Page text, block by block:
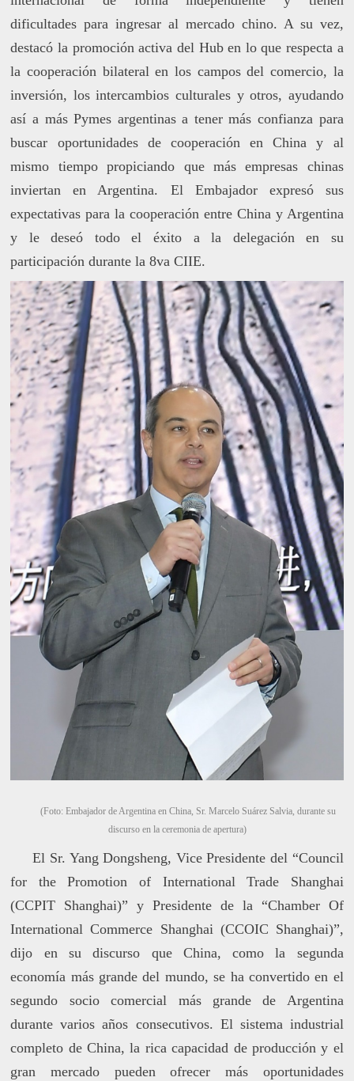
dificultades para ingresar al mercado chino. A su vez,
destacó la promoción activa del Hub en lo que respecta a
la cooperación bilateral en los campos del comercio, la
inversión, los intercambios culturales y otros, ayudando
así a más Pymes argentinas a tener más confianza para
buscar oportunidades de cooperación en China y al
mismo tiempo propiciando que más empresas chinas
inviertan en Argentina. El Embajador expresó sus
expectativas para la cooperación entre China y Argentina
y le deseó todo el éxito a la delegación en su
participación durante la 8va CIIE.
(Foto: Embajador de Argentina en China, Sr. Marcelo Suárez Salvia, durante su
discurso en la ceremonia de apertura)
El Sr. Yang Dongsheng, Vice Presidente del “Council
for the Promotion of International Trade Shanghai
(CCPIT Shanghai)” y Presidente de la “Chamber Of
International Commerce Shanghai (CCOIC Shanghai)”,
dijo en su discurso que China, como la segunda
economía más grande del mundo, se ha convertido en el
segundo socio comercial más grande de Argentina
durante varios años consecutivos. El sistema industrial
completo de China, la rica capacidad de producción y el
gran mercado pueden ofrecer más oportunidades